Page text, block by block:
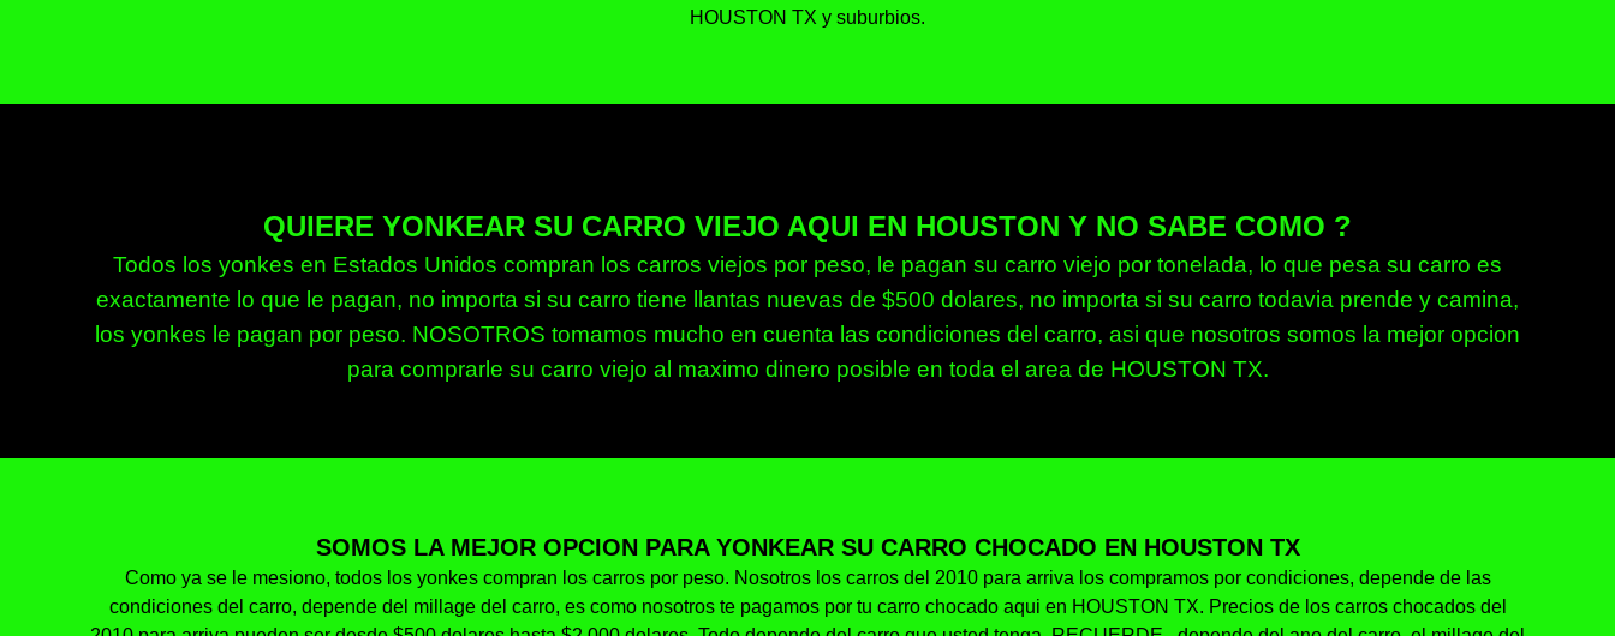
HOUSTON TX y suburbios.
QUIERE YONKEAR SU CARRO VIEJO AQUI EN HOUSTON Y NO SABE COMO ?
Todos los yonkes en Estados Unidos compran los carros viejos por peso, le pagan su carro viejo por tonelada, lo que pesa su carro es
exactamente lo que le pagan, no importa si su carro tiene llantas nuevas de $500 dolares, no importa si su carro todavia prende y camina,
los yonkes le pagan por peso. NOSOTROS tomamos mucho en cuenta las condiciones del carro, asi que nosotros somos la mejor opcion
para comprarle su carro viejo al maximo dinero posible en toda el area de HOUSTON TX.
SOMOS LA MEJOR OPCION PARA YONKEAR SU CARRO CHOCADO EN HOUSTON TX
Como ya se le mesiono, todos los yonkes compran los carros por peso. Nosotros los carros del 2010 para arriva los compramos por condiciones, depende de las
condiciones del carro, depende del millage del carro, es como nosotros te pagamos por tu carro chocado aqui en HOUSTON TX. Precios de los carros chocados del